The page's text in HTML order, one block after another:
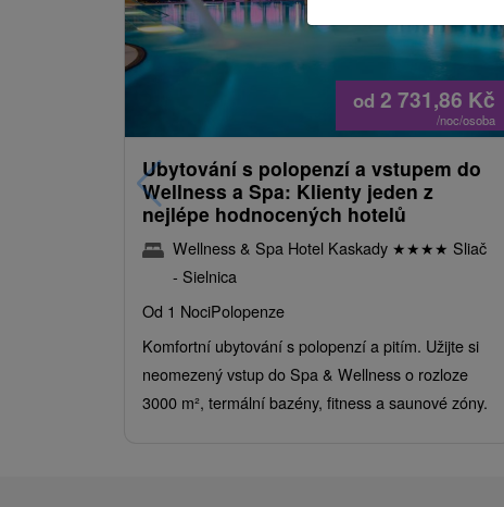
od 2 731,86 Kč
/noc/osoba
Ubytování s polopenzí a vstupem do
Wellness a Spa: Klienty jeden z
nejlépe hodnocených hotelů
Wellness & Spa Hotel Kaskady ★★★★ Sliač
- Sielnica
Od 1 NociPolopenze
Komfortní ubytování s polopenzí a pitím. Užijte si
neomezený vstup do Spa & Wellness o rozloze
3000 m², termální bazény, fitness a saunové zóny.